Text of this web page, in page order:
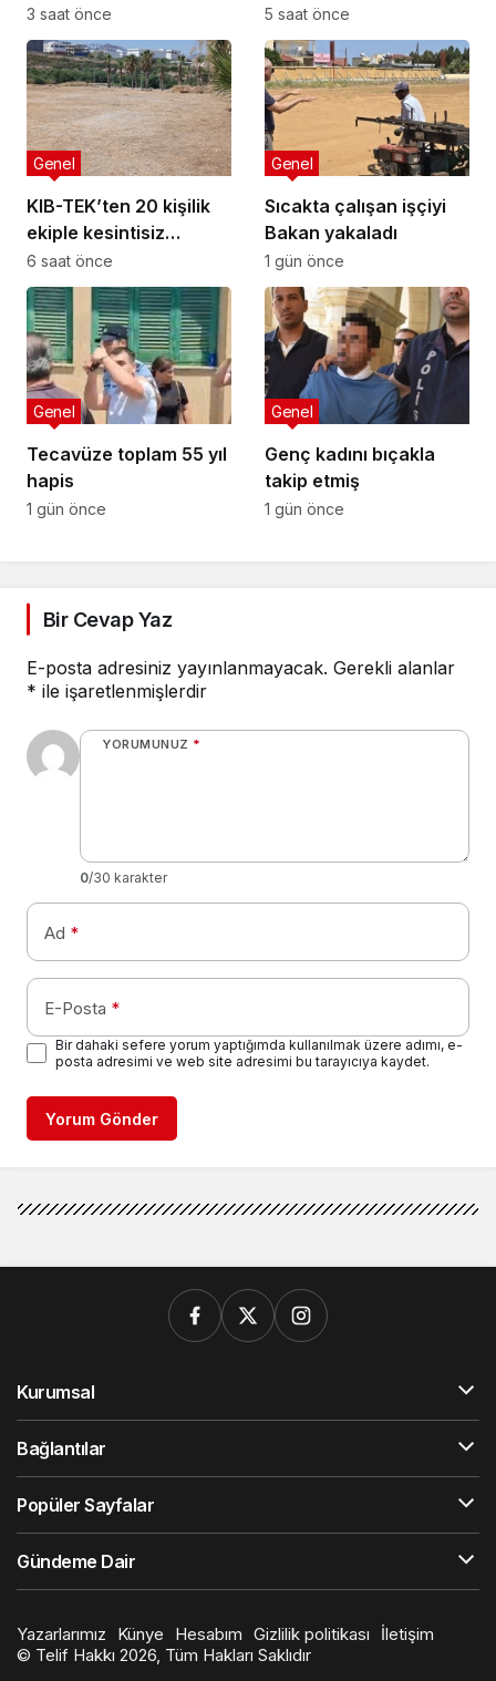
anlatmalıyız”
3 saat önce
Başlıyor
5 saat önce
KIB-TEK’ten 20 kişilik
ekiple kesintisiz
temizlik
Genel
6 saat önce
Sıcakta çalışan işçiyi
Bakan yakaladı
Genel
1 gün önce
Tecavüze toplam 55 yıl
hapis
Genel
1 gün önce
Genç kadını bıçakla
takip etmiş
Genel
1 gün önce
Bir Cevap Yaz
E-posta adresiniz yayınlanmayacak. Gerekli alanlar
* ile işaretlenmişlerdir
YORUMUNUZ *
0/30 karakter
Ad *
E-Posta *
Bir dahaki sefere yorum yaptığımda kullanılmak üzere adımı, e-
posta adresimi ve web site adresimi bu tarayıcıya kaydet.
Yorum Gönder
Kurumsal
Bağlantılar
Popüler Sayfalar
Gündeme Dair
Yazarlarımız Künye Hesabım Gizlilik politikası
İletişim
© Telif Hakkı 2026, Tüm Hakları Saklıdır